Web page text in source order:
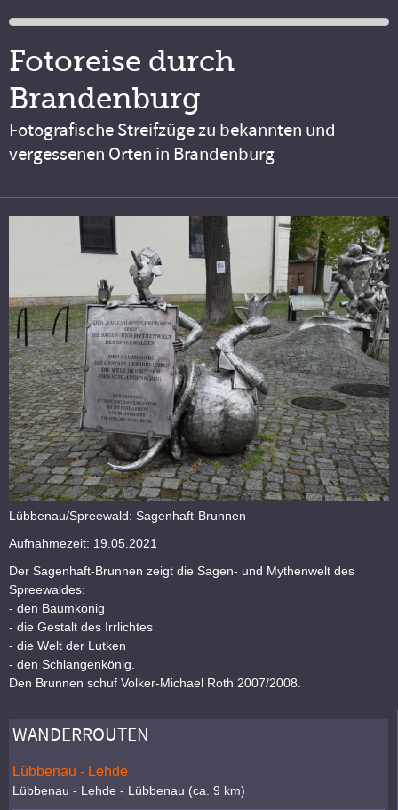
Fotoreise durch
Brandenburg
Fotografische Streifzüge zu bekannten und
vergessenen Orten in Brandenburg
Lübbenau/Spreewald: Sagenhaft-Brunnen
Aufnahmezeit: 19.05.2021
Der Sagenhaft-Brunnen zeigt die Sagen- und Mythenwelt des
Spreewaldes:
- den Baumkönig
- die Gestalt des Irrlichtes
- die Welt der Lutken
- den Schlangenkönig.
Den Brunnen schuf Volker-Michael Roth 2007/2008.
WANDERROUTEN
Lübbenau - Lehde
Lübbenau - Lehde - Lübbenau (ca. 9 km)